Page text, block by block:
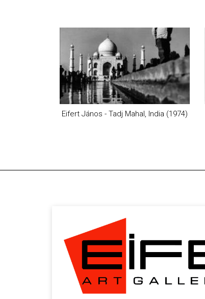
Eifert János - Tadj Mahal, India (1974)